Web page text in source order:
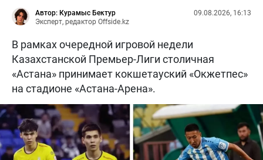
Автор: Курамыс Бектур
Эксперт, редактор Offside.kz
09.08.2026, 16:13
В рамках очередной игровой недели
Казахстанской Премьер-Лиги столичная
«Астана» принимает кокшетауский «Окжетпес»
на стадионе «Астана-Арена».